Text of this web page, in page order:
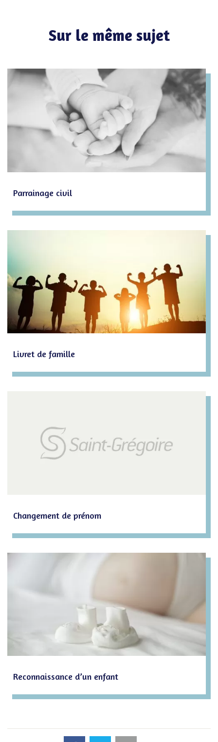
Sur le même sujet
Parrainage civil
Livret de famille
Changement de prénom
Reconnaissance d’un enfant